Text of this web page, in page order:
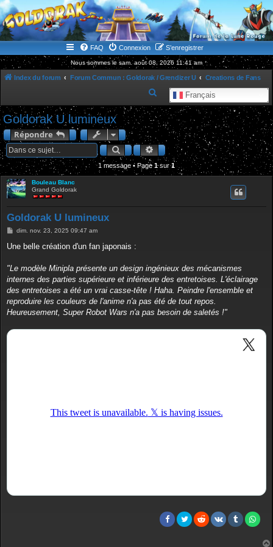
WWW.GOLDORAKGO.COM
le site de la Lune Rouge
FAQ Connexion S’enregistrer
Nous sommes le sam. août 08, 2026 11:41 am
Index du forum Forum Commun : Goldorak / Grendizer U Creations de Fans
Français
e
c
e
r
Goldorak U lumineux
Répondre
RechercherRecherche avancée
1 message • Page 1sur1
Bouleau Blanc
Grand Goldorak
Goldorak U lumineux
M
s
g
dim. nov. 23, 2025 09:47 am
Une belle création d'un fan japonais :
"Le modèle Minipla présente un design ingénieux des mécanismes
internes des parties supérieure et inférieure des entretoises. L'éclairage
des entretoises a été un vrai casse-tête ! Haha. Peindre l'ensemble et
reproduire les couleurs de l'anime n'a pas été de tout repos.
Heureusement, Super Robot Wars n'a pas besoin de saletés !"